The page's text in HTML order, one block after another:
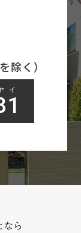
除く）
イ